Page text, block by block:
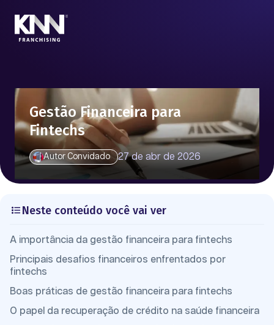
Gestão Financeira para
Fintechs
Autor Convidado 27 de abr de 2026
Neste conteúdo você vai ver
A importância da gestão financeira para fintechs
Principais desafios financeiros enfrentados por
fintechs
Boas práticas de gestão financeira para fintechs
O papel da recuperação de crédito na saúde financeira